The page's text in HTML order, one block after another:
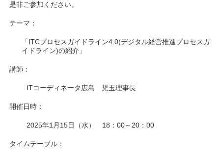
是非ご参加ください。
テーマ：
「ITCプロセスガイドライン4.0(デジタル経営推進プロセスガ
イドライン)の紹介」
講師：
ITコーディネータ広島 児玉理事長
開催日時：
2025年1月15日（水） 18：00～20：00
タイムテーブル：